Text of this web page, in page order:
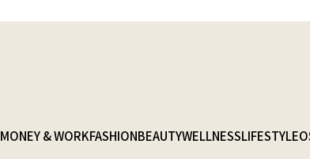
MONEY & WORKFASHIONBEAUTYWELLNESSLIFESTYLE